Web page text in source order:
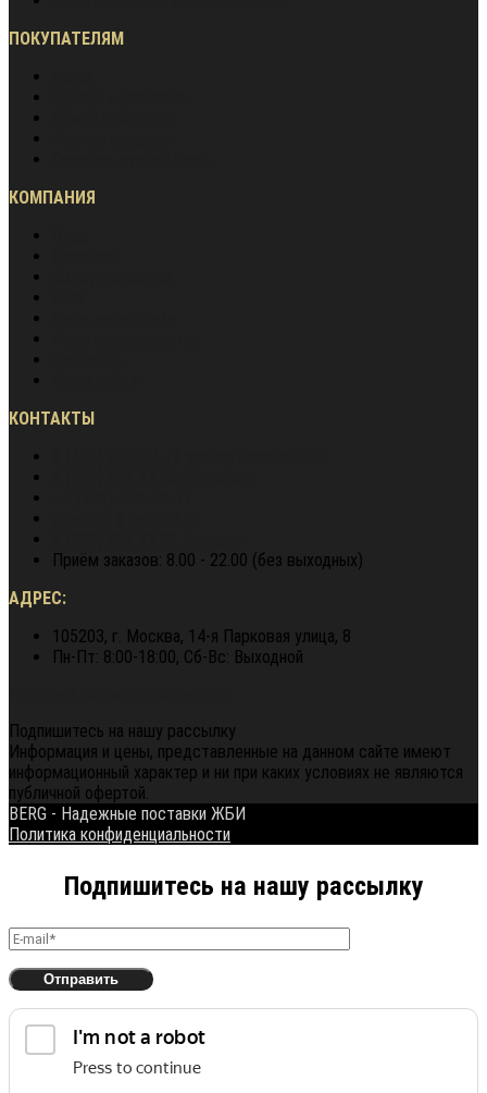
ПОКУПАТЕЛЯМ
КОМПАНИЯ
КОНТАКТЫ
Приём заказов: 8.00 - 22.00 (без выходных)
АДРЕС:
105203, г. Москва, 14-я Парковая улица, 8
Пн-Пт: 8:00-18:00, Сб-Вс: Выходной
Подпишитесь на нашу рассылку
Информация и цены, представленные на данном сайте имеют
информационный характер и ни при каких условиях не являются
публичной офертой.
BERG - Надежные поставки ЖБИ
Политика конфиденциальности
Подпишитесь на нашу рассылку